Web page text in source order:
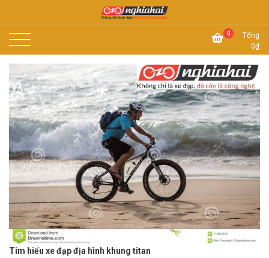
Xe đạp Nhật Nghĩa Hải 0
Tổng
0₫
Tim hiểu xe đạp địa hình khung titan